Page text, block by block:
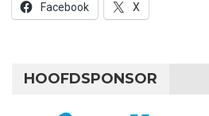
Facebook X
HOOFDSPONSOR